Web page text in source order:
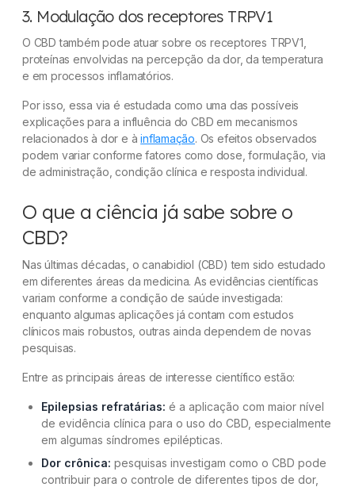
3. Modulação dos receptores TRPV1
O CBD também pode atuar sobre os receptores TRPV1,
proteínas envolvidas na percepção da dor, da temperatura
e em processos inflamatórios.
Por isso, essa via é estudada como uma das possíveis
explicações para a influência do CBD em mecanismos
relacionados à dor e àinflamação. Os efeitos observados
podem variar conforme fatores como dose, formulação, via
de administração, condição clínica e resposta individual.
O que a ciência já sabe sobre o
CBD?
Nas últimas décadas, o canabidiol (CBD) tem sido estudado
em diferentes áreas da medicina. As evidências científicas
variam conforme a condição de saúde investigada:
enquanto algumas aplicações já contam com estudos
clínicos mais robustos, outras ainda dependem de novas
pesquisas.
Entre as principais áreas de interesse científico estão:
Epilepsias refratárias: é a aplicação com maior nível
de evidência clínica para o uso do CBD, especialmente
em algumas síndromes epilépticas.
Dor crônica: pesquisas investigam como o CBD pode
contribuir para o controle de diferentes tipos de dor,